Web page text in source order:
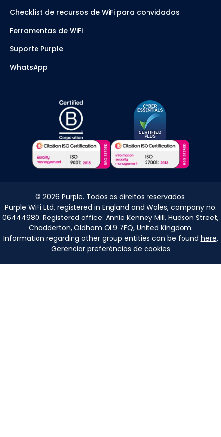
Checklist de recursos de WiFi para convidados
Ferramentas de WiFi
Suporte Purple
WhatsApp
© 2026 Purple. Todos os direitos reservados.
Purple WiFi Ltd, registered in England and Wales, company no.
06444980. Registered office: Annie Kenney Mill, Hudson Street,
Chadderton, Oldham OL9 7FQ, United Kingdom.
Information regarding other group entities can be found here.
Gerenciar preferências de cookies